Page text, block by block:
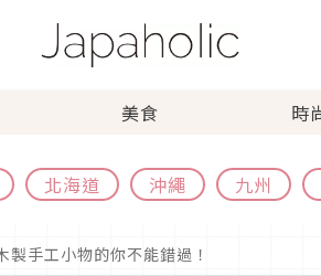
美食 時
北海道 沖繩 九州
手工小物的你不能錯過！